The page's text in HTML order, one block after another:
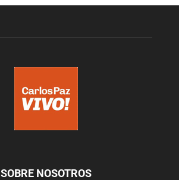
SOBRE NOSOTROS